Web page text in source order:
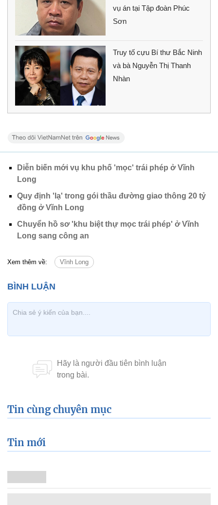
vụ án tại Tập đoàn Phúc
Sơn
Truy tố cựu Bí thư Bắc Ninh
và bà Nguyễn Thị Thanh
Nhàn
Diễn biến mới vụ khu phố 'mọc' trái phép ở Vĩnh
Long
Quy định 'lạ' trong gói thầu đường giao thông 20 tỷ
đồng ở Vĩnh Long
Chuyển hồ sơ 'khu biệt thự mọc trái phép' ở Vĩnh
Long sang công an
Xem thêm về: Vĩnh Long
Tin cùng chuyên mục
Tin mới